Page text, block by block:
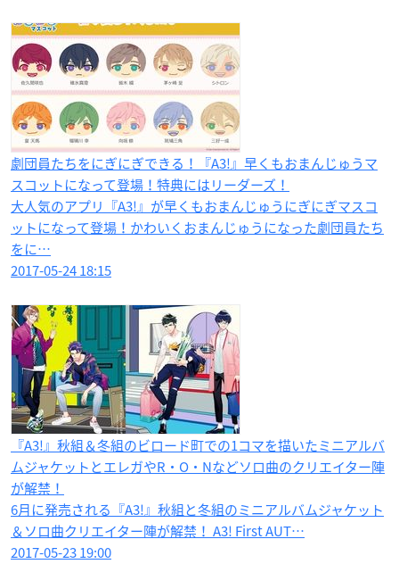
劇団員たちをにぎにぎできる！『A3!』早くもおまんじゅうマ
スコットになって登場！特典にはリーダーズ！
大人気のアプリ『A3!』が早くもおまんじゅうにぎにぎマスコ
ットになって登場！かわいくおまんじゅうになった劇団員たち
をに…
2017-05-24 18:15
『A3!』秋組＆冬組のビロード町での1コマを描いたミニアルバ
ムジャケットとエレガやR・O・Nなどソロ曲のクリエイター陣
が解禁！
6月に発売される『A3!』秋組と冬組のミニアルバムジャケット
＆ソロ曲クリエイター陣が解禁！ A3! First AUT…
2017-05-23 19:00